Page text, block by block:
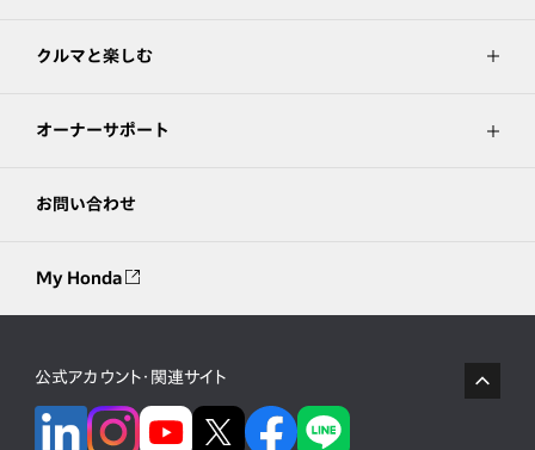
クルマと楽しむ
オーナーサポート
お問い合わせ
My Honda
公式アカウント・関連サイト